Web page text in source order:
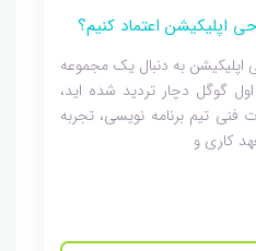
اپلیکیشن اعتماد کنیم؟
اپلیکیشن به دنبال یک مجموعه
گوگل دچار تردید شده اید،
تیم برنامه نویسی، تجربه
کاری و